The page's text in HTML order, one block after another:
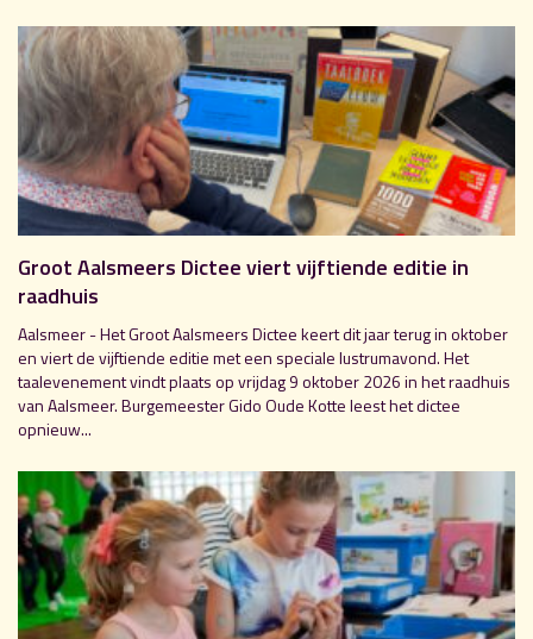
Groot Aalsmeers Dictee viert vijftiende editie in
raadhuis
Aalsmeer - Het Groot Aalsmeers Dictee keert dit jaar terug in oktober
en viert de vijftiende editie met een speciale lustrumavond. Het
taalevenement vindt plaats op vrijdag 9 oktober 2026 in het raadhuis
van Aalsmeer. Burgemeester Gido Oude Kotte leest het dictee
opnieuw...